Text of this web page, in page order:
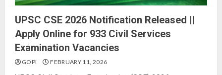
UPSC CSE 2026 Notification Released ||
Apply Online for 933 Civil Services
Examination Vacancies
GOPI FEBRUARY 11, 2026